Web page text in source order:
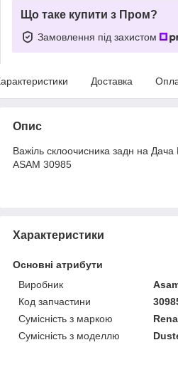
Що таке купити з Пром?
Замовлення під захистом
Доставка
Опис
Важіль склоочисника задн на
ASAM 30985
Характеристики
Основні атрибути
Виробник
Код запчастини
Сумісність з маркою
Сумісність з моделлю